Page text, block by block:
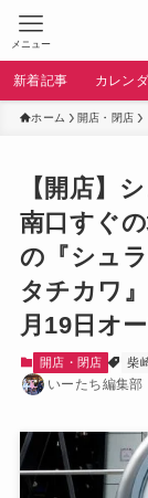
メニュー
新着記事 カレン
ホーム 開店・閉店
【開店】
南口すぐ
の『シュ
タチカワ
月19日オ
開店・閉店 柴
いーたち編集部